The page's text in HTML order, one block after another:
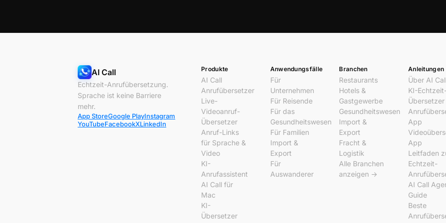
AI Call
Echtzeit-Anrufübersetzung.
Sprache ist keine Barriere
mehr.
App StoreGoogle PlayInstagram
YouTubeFacebookXLinkedIn
Produkte
AI Call
Anrufübersetzer
Live-
Videoanruf-
Übersetzer
Anruf-Links
für Sprache &
Video
KI-
Anrufassistent
AI Call für
Mac
KI-
Übersetzer
Anwendungsfälle
Für
Unternehmen
Für Reisende
Für das
Gesundheitswesen
Für Familien
Import &
Export
Für
Auswanderer
Branchen
Restaurants
Hotels &
Gastgewerbe
Gesundheitswesen
Import &
Export
Fracht &
Logistik
Alle Branchen
anzeigen →
Anleitungen
Über AI
KI-
Übersetzer
App
App
Leitfaden
Echtzeit-
AI Call
Guide
Beste